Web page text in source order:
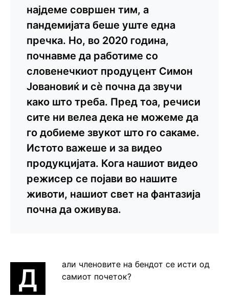
најдеме совршен тим, а
пандемијата беше уште една
пречка. Но, во 2020 година,
почнавме да работиме со
словенечкиот продуцент Симон
Јовановиќ и сè почна да звучи
како што треба. Пред тоа, речиси
сите ни велеа дека не можеме да
го добиеме звукот што го сакаме.
Истото важеше и за видео
продукцијата. Кога нашиот видео
режисер се појави во нашите
животи, нашиот свет на фантазија
почна да оживува.
Д
али членовите на бендот се исти од
самиот почеток?